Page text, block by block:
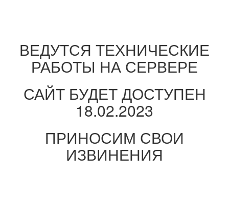
ВЕДУТСЯ ТЕХНИЧЕСКИЕ
РАБОТЫ НА СЕРВЕРЕ
САЙТ БУДЕТ ДОСТУПЕН
18.02.2023
ПРИНОСИМ СВОИ
ИЗВИНЕНИЯ